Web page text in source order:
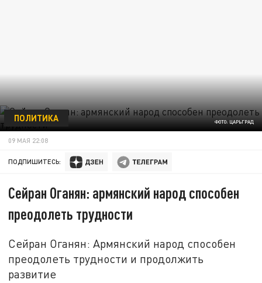
ФОТО: ЦАРЬГРАД
ПОЛИТИКА
09 МАЯ 22:08
ПОДПИШИТЕСЬ:
Сейран Оганян: армянский народ способен
преодолеть трудности
Сейран Оганян: Армянский народ способен
преодолеть трудности и продолжить
развитие